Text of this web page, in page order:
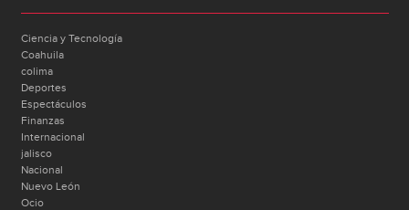
Ciencia y Tecnología
Coahuila
colima
Deportes
Espectáculos
Finanzas
Internacional
jalisco
Nacional
Nuevo León
Ocio